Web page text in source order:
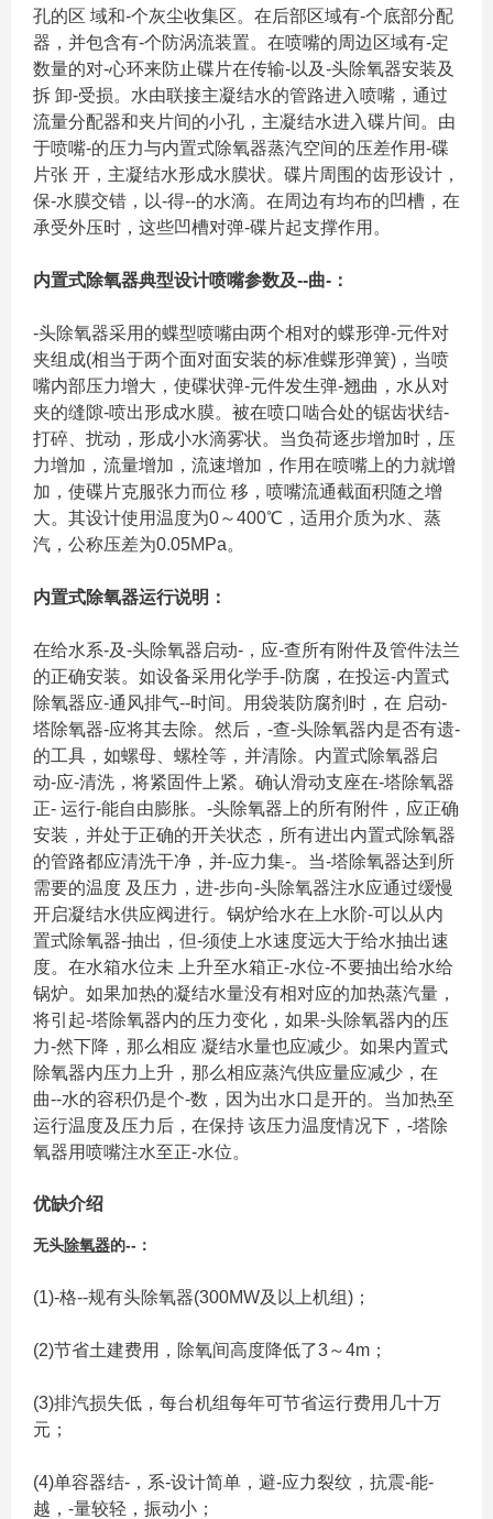
孔的区 域和-个灰尘收集区。在后部区域有-个底部分配
器，并包含有-个防涡流装置。在喷嘴的周边区域有-定
数量的对-心环来防止碟片在传输-以及-头除氧器安装及
拆 卸-受损。水由联接主凝结水的管路进入喷嘴，通过
流量分配器和夹片间的小孔，主凝结水进入碟片间。由
于喷嘴-的压力与内置式除氧器蒸汽空间的压差作用-碟
片张 开，主凝结水形成水膜状。碟片周围的齿形设计，
保-水膜交错，以-得--的水滴。在周边有均布的凹槽，在
承受外压时，这些凹槽对弹-碟片起支撑作用。
内置式除氧器典型设计喷嘴参数及--曲-：
-头除氧器采用的蝶型喷嘴由两个相对的蝶形弹-元件对
夹组成(相当于两个面对面安装的标准蝶形弹簧)，当喷
嘴内部压力增大，使碟状弹-元件发生弹-翘曲，水从对
夹的缝隙-喷出形成水膜。被在喷口啮合处的锯齿状结-
打碎、扰动，形成小水滴雾状。当负荷逐步增加时，压
力增加，流量增加，流速增加，作用在喷嘴上的力就增
加，使碟片克服张力而位 移，喷嘴流通截面积随之增
大。其设计使用温度为0～400℃，适用介质为水、蒸
汽，公称压差为0.05MPa。
内置式除氧器运行说明：
在给水系-及-头除氧器启动-，应-查所有附件及管件法兰
的正确安装。如设备采用化学手-防腐，在投运-内置式
除氧器应-通风排气--时间。用袋装防腐剂时，在 启动-
塔除氧器-应将其去除。然后，-查-头除氧器内是否有遗-
的工具，如螺母、螺栓等，并清除。内置式除氧器启
动-应-清洗，将紧固件上紧。确认滑动支座在-塔除氧器
正- 运行-能自由膨胀。-头除氧器上的所有附件，应正确
安装，并处于正确的开关状态，所有进出内置式除氧器
的管路都应清洗干净，并-应力集-。当-塔除氧器达到所
需要的温度 及压力，进-步向-头除氧器注水应通过缓慢
开启凝结水供应阀进行。锅炉给水在上水阶-可以从内
置式除氧器-抽出，但-须使上水速度远大于给水抽出速
度。在水箱水位未 上升至水箱正-水位-不要抽出给水给
锅炉。如果加热的凝结水量没有相对应的加热蒸汽量，
将引起-塔除氧器内的压力变化，如果-头除氧器内的压
力-然下降，那么相应 凝结水量也应减少。如果内置式
除氧器内压力上升，那么相应蒸汽供应量应减少，在
曲--水的容积仍是个-数，因为出水口是开的。当加热至
运行温度及压力后，在保持 该压力温度情况下，-塔除
氧器用喷嘴注水至正-水位。
优缺介绍
无头除氧器的--：
(1)-格--规有头除氧器(300MW及以上机组)；
(2)节省土建费用，除氧间高度降低了3～4m；
(3)排汽损失低，每台机组每年可节省运行费用几十万
元；
(4)单容器结-，系-设计简单，避-应力裂纹，抗震-能-
越，-量较轻，振动小；